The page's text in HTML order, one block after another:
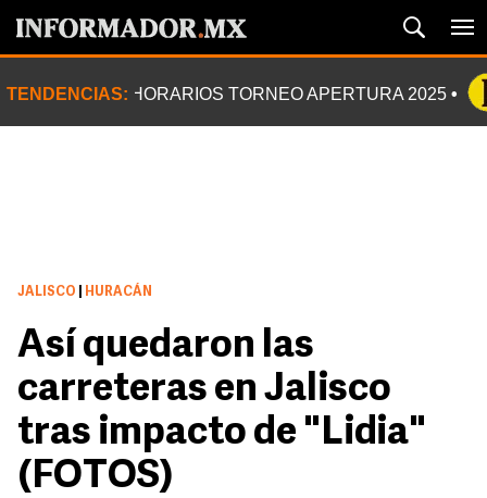
TENDENCIAS: HORARIOS TORNEO APERTURA 2025
JALISCO HURACÁN
Así quedaron las
carreteras en Jalisco
tras impacto de "Lidia"
(FOTOS)